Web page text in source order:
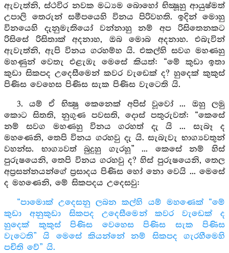
ඇවැත්නි, ස්ථවිර නවක මධ්‍යම බොහෝ භික්‍ෂූහු ආයුෂ්මත්
උපාලි තෙරුන් සමීපයෙහි විනය පිරිවහති. ඉදින් මොහු
විනයෙහි දැනුමැතියෝ වන්නාහු නම් අප රිසිතෙනකට
රිසිසේ රිසිතාක් අදනාහ, ඔබ මොබ අදනාහ. එබැවින්
ඇවැත්නි, ඇපි විනය ගරහම්හ යි. එකල්හි සවග මහණහු
මහණුන් වෙතැ එළැඹැ මෙසේ කියත්: “මේ කුඩා ඉතා
කුඩා සිකපද උදෙසීමෙන් කවර වැඩෙක් ද? හුදෙක් කුකුස්
පිණිස වෙහෙස පිණිස සැක පිණිස වැටෙති යි.
3. යම් ඒ භික්‍ෂු කෙනෙක් අපිස් වූවෝ ... ඔහු ලමු
කොට සිතති, නුගුණ පවසති, දොස් පතුරුවත්: “කෙසේ
නම් සවග මහණහු විනය ගරහත් දැ යි ... සැබෑ ද
මහණෙනි, තෙපි විනය ගරහවු දැ යි. සැබැවැ භාග්‍යවතුන්
වහන්ස. භාග්‍යවත් බුදුහු ගැරහූ” ... කෙසේ නම් හිස්
පුරුෂයෙනි, තෙපි විනය ගරහවු ද? හිස් පුරුෂයෙනි, තෙල
අප්‍රසන්නයන්ගේ ප්‍රසාදය පිණිස හෝ නො වෙයි ... මෙසේ
ද මහණෙනි, මේ සිකපදය උදෙසවු:
“පාමොක් උදෙසනු ලබන කල්හි යම් මහණෙක් “මේ
කුඩා අනුකුඩා සිකපද උදෙසීමෙන් කවර වැඩෙක් ද
හුදෙක් කුකුස් පිණිස වෙහෙස පිණිස සැක පිණිස
වැටෙති” යි මෙසේ කියන්නේ නම් සිකපද ගැරහීමෙහි
පචිති වේ” යි.